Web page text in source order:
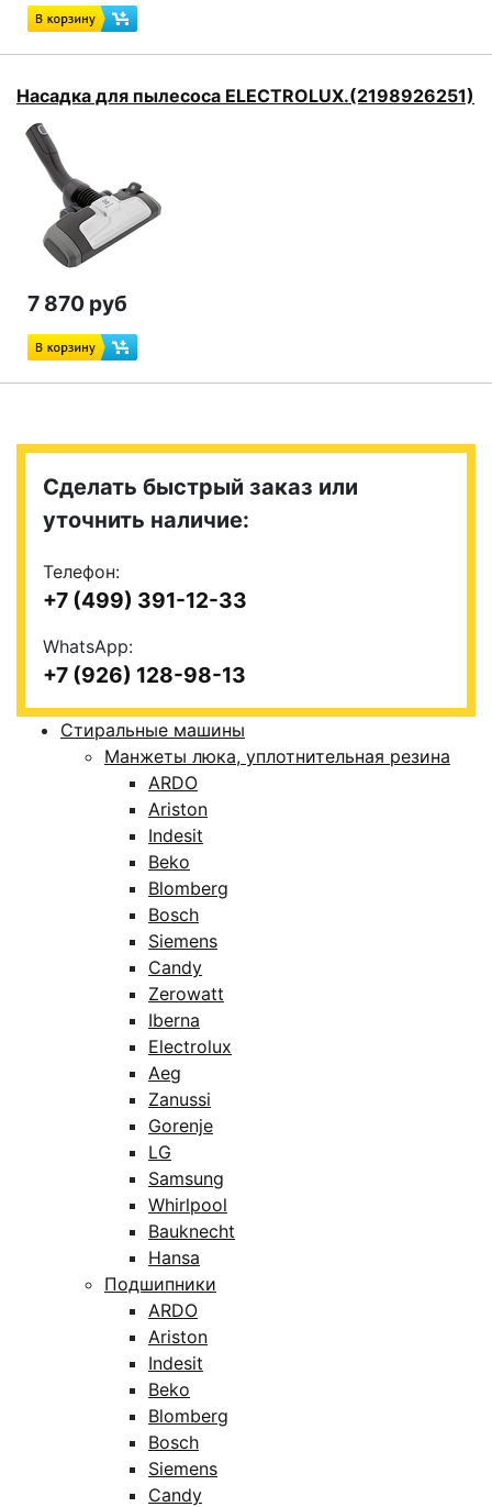
Насадка для пылесоса ELECTROLUX.(2198926251)
7 870 руб
Сделать быстрый заказ или
уточнить наличие:
Телефон:
+7 (499) 391-12-33
WhatsApp:
+7 (926) 128-98-13
Стиральные машины
Манжеты люка, уплотнительная резина
ARDO
Ariston
Indesit
Beko
Blomberg
Bosch
Siemens
Candy
Zerowatt
Iberna
Electrolux
Aeg
Zanussi
Gorenje
LG
Samsung
Whirlpool
Bauknecht
Hansa
Подшипники
ARDO
Ariston
Indesit
Beko
Blomberg
Bosch
Siemens
Candy